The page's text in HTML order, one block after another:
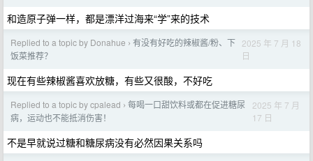
和造原子弹一样，都是漂洋过海来“学”来的技术
Replied to a topic by Donahue › 有没有好吃的辣椒酱/粉、下
饭菜推荐？
2025 年 7 月 18
日
现在有些辣椒酱喜欢放糖，有些又很酸，不好吃
Replied to a topic by cpalead › 每喝一口甜饮料或都在促进糖尿
病，运动也不能抵消伤害！
2025 年 7 月
17 日
不是早就说过糖和糖尿病没有必然因果关系吗